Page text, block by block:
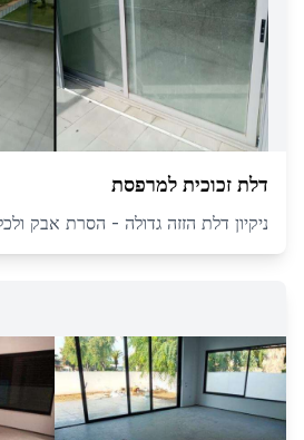
דלת זכוכית למרפסת
ניקיון דלת הזזה גדולה - הסרת אבק